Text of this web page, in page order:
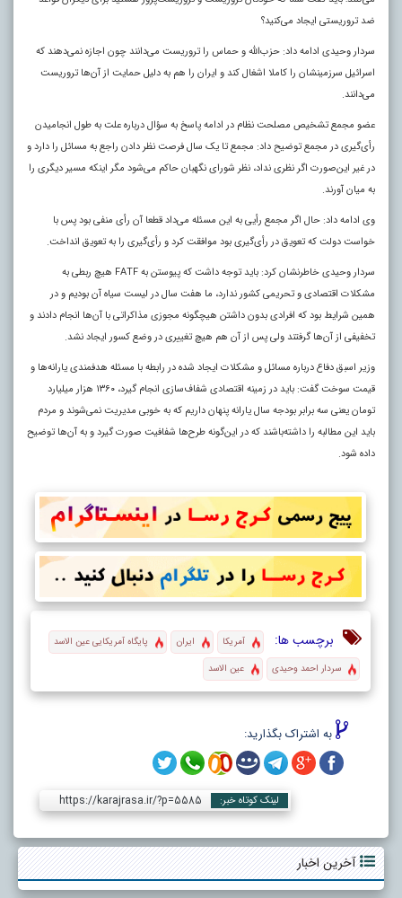
ضد تروریستی ایجاد می‌کنید؟
سردار وحیدی ادامه داد: حزب‌الله و حماس را تروریست می‌دانند چون اجازه نمی‌دهند که
اسرائیل سرزمینشان را کاملا اشغال کند و ایران را هم به دلیل حمایت از آن‌ها تروریست
می‌دانند.
عضو مجمع تشخیص مصلحت نظام در ادامه پاسخ به سؤال درباره علت به طول انجامیدن
رأی‌گیری در مجمع توضیح داد: مجمع تا یک سال فرصت نظر دادن راجع به مسائل را دارد و
در غیر این‌صورت اگر نظری نداد، نظر شورای نگهبان حاکم می‌شود مگر اینکه مسیر دیگری را
به میان آورند.
وی ادامه داد: حال اگر مجمع رأیی به این مسئله می‌داد قطعا آن رأی منفی بود پس با
خواست دولت که تعویق در رأی‌گیری بود موافقت کرد و رأی‌گیری را به تعویق انداخت.
سردار وحیدی خاطرنشان کرد: باید توجه داشت که پیوستن به FATF هیچ ربطی به
مشکلات اقتصادی و تحریمی کشور ندارد، ما هفت سال در لیست سیاه آن بودیم و در
همین شرایط بود که افرادی بدون داشتن هیچگونه مجوزی مذاکراتی با آن‌ها انجام دادند و
تخفیفی از آن‌ها گرفتند ولی پس از آن هم هیچ تغییری در وضع کسور ایجاد نشد.
وزیر اسبق دفاع درباره مسائل و مشکلات ایجاد شده در رابطه با مسئله هدفمندی یارانه‌ها و
قیمت سوخت گفت: باید در زمینه اقتصادی شفاف‌سازی انجام گیرد، ١٣۶٠ هزار میلیارد
تومان یعنی سه برابر بودجه سال یارانه پنهان داریم که به خوبی مدیریت نمی‌شوند و مردم
باید این مطالبه را داشته‌باشند که در این‌گونه طرح‌ها شفافیت صورت گیرد و به آن‌ها توضیح
داده شود.
برچسب ها: آمریکا ایران
پایگاه آمریکایی عین الاسد
سردار احمد وحیدی
عین الاسد
به اشتراک بگذارید:
لینک کوتاه خبر: https://karajrasa.ir/?p=5585
آخرین اخبار